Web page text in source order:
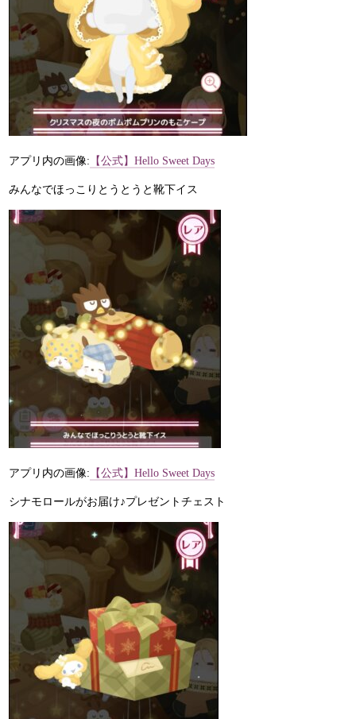
アプリ内の画像: 【公式】Hello Sweet Days
みんなでほっこりとうとうと靴下イス
アプリ内の画像: 【公式】Hello Sweet Days
シナモロールがお届け♪プレゼントチェスト